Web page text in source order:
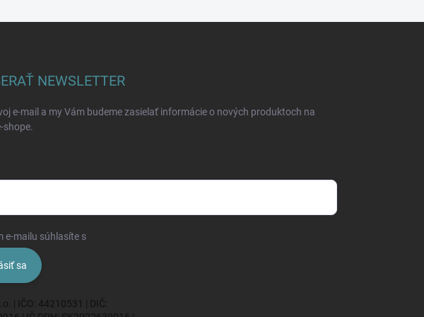
NEWSLETTER
e-mail a my Vám budeme zasielať informácie o nových produktoch na
shope.
e-mailu súhlasíte s
sa
| IČO: 44210531 | DIČ: